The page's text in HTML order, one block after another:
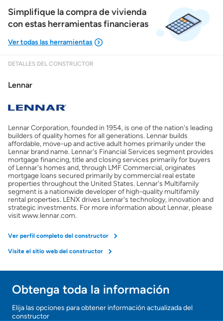
Simplifique la compra de vivienda
con estas herramientas financieras
Costos casa nueva vs. usada
Obtener mi puntaje de crédito
Calcular mi hipoteca
Obtener Aprobación Previa
Preparar mi casa para la venta
Obtener ofertas por mi casa
DETALLES DEL CONSTRUCTOR
Lennar
Lennar Corporation, founded in 1954, is one of the nation's leading
builders of quality homes for all generations. Lennar builds
affordable, move-up and active adult homes primarily under the
Lennar brand name. Lennar's Financial Services segment provides
mortgage financing, title and closing services primarily for buyers
of Lennar's homes and, through LMF Commercial, originates
mortgage loans secured primarily by commercial real estate
properties throughout the United States. Lennar's Multifamily
segment is a nationwide developer of high-quality multifamily
rental properties. LENX drives Lennar's technology, innovation and
strategic investments. For more information about Lennar, please
visit www.lennar.com.
Ver perfil completo del constructor
Visite el sitio web del constructor
Obtenga toda la información
Elija las opciones para obtener información actualizada del
constructor